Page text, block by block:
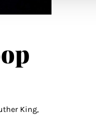
King,